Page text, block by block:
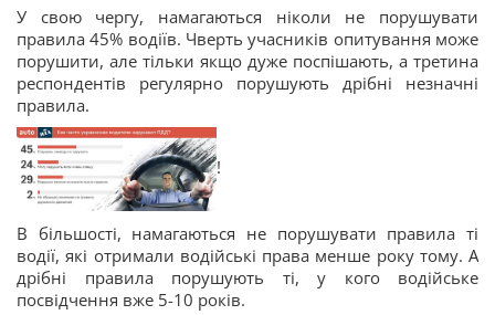
У свою чергу, намагаються ніколи не порушувати
правила 45% водіїв. Чверть учасників опитування може
порушити, але тільки якщо дуже поспішають, а третина
респондентів регулярно порушують дрібні незначні
правила.
!
В більшості, намагаються не порушувати правила ті
водії, які отримали водійські права менше року тому. А
дрібні правила порушують ті, у кого водійське
посвідчення вже 5-10 років.